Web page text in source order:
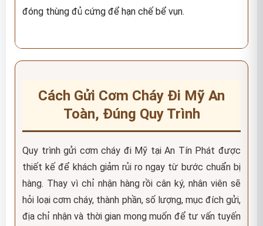
đóng thùng đủ cứng để hạn chế bể vụn.
Cách Gửi Cơm Cháy Đi Mỹ An
Toàn, Đúng Quy Trình
Quy trình gửi cơm cháy đi Mỹ tại An Tín Phát được
thiết kế để khách giảm rủi ro ngay từ bước chuẩn bị
hàng. Thay vì chỉ nhận hàng rồi cân ký, nhân viên sẽ
hỏi loại cơm cháy, thành phần, số lượng, mục đích gửi,
địa chỉ nhận và thời gian mong muốn để tư vấn tuyến